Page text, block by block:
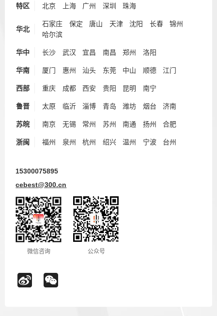
特区 北京 上海 广州 深圳 珠海
华北
石家庄 保定 唐山 天津 沈阳 长春
锦州
哈尔滨
华中 长沙 武汉 宜昌 南昌 郑州 洛阳
华南 厦门 惠州 汕头 东莞 中山 顺德 江门
西部 重庆 成都 西安 贵阳 昆明 南宁
鲁晋 太原 临沂 淄博 青岛 潍坊 烟台 济南
苏皖 南京 无锡 常州 苏州 南通 扬州 合肥
浙闽 福州 泉州 杭州 绍兴 温州 宁波 台州
15300075895
cebest@300.cn
微信咨询 公众号